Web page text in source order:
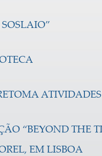
“BEYOND THE
EM LISBOA